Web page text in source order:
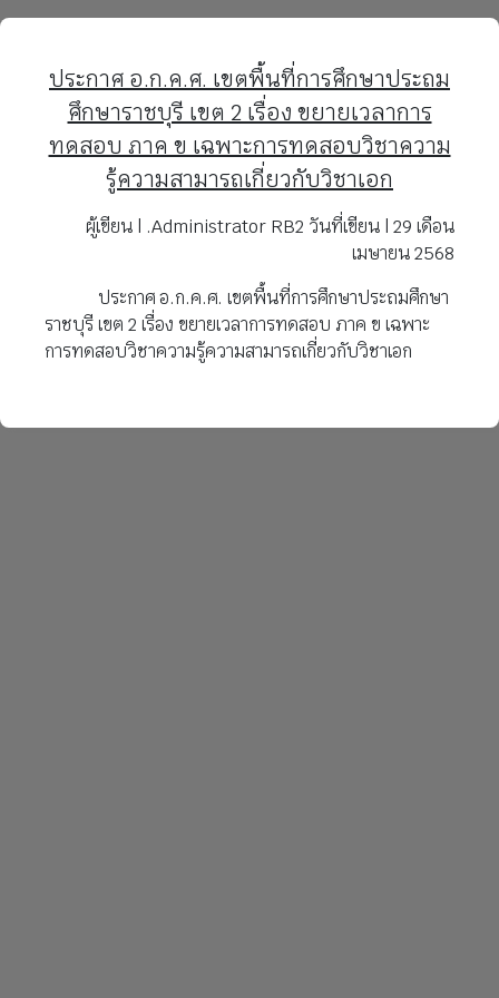
ประกาศ อ.ก.ค.ศ. เขตพื้นที่การศึกษาประถม
ศึกษาราชบุรี เขต 2 เรื่อง ขยายเวลาการ
ทดสอบ ภาค ข เฉพาะการทดสอบวิชาความ
รู้ความสามารถเกี่ยวกับวิชาเอก
ผู้เขียน | .Administrator RB2 วันที่เขียน | 29 เดือน
เมษายน 2568
ประกาศ อ.ก.ค.ศ. เขตพื้นที่การศึกษาประถมศึกษา
ราชบุรี เขต 2 เรื่อง ขยายเวลาการทดสอบ ภาค ข เฉพาะ
การทดสอบวิชาความรู้ความสามารถเกี่ยวกับวิชาเอก